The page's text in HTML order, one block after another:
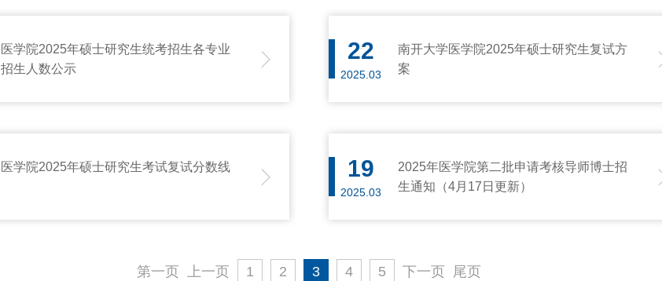
医学院2025年硕士研究生统考招生各专业
招生人数公示
22
2025.03
南开大学医学院2025年硕士研究生复试方
案
医学院2025年硕士研究生考试复试分数线 19
2025.03
2025年医学院第二批申请考核导师博士招
生通知（4月17日更新）
第一页 上一页 1 2 3 4 5 下一页 尾页